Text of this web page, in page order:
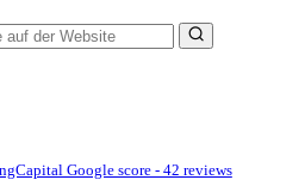
Google score - 42 reviews